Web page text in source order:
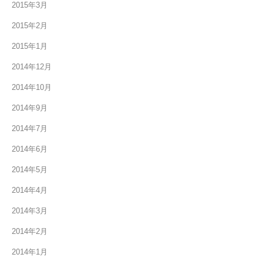
2015年3月
2015年2月
2015年1月
2014年12月
2014年10月
2014年9月
2014年7月
2014年6月
2014年5月
2014年4月
2014年3月
2014年2月
2014年1月